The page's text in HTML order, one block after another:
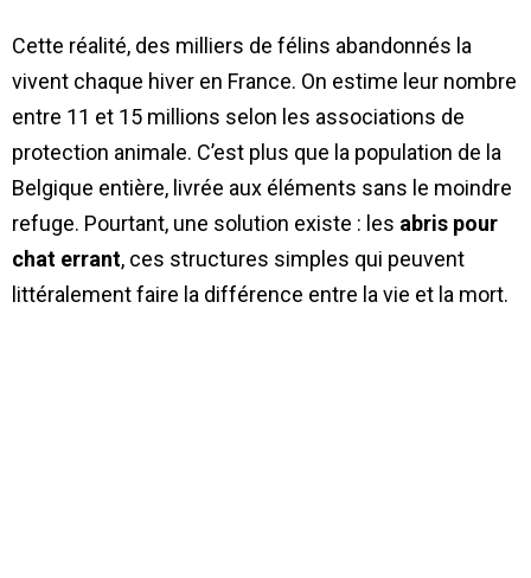
Cette réalité, des milliers de félins abandonnés la
vivent chaque hiver en France. On estime leur nombre
entre 11 et 15 millions selon les associations de
protection animale. C’est plus que la population de la
Belgique entière, livrée aux éléments sans le moindre
refuge. Pourtant, une solution existe : les abris pour
chat errant, ces structures simples qui peuvent
littéralement faire la différence entre la vie et la mort.